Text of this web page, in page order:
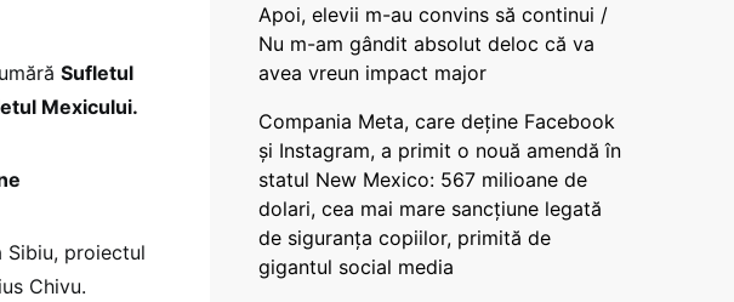
Sufletul
Mexicului.
Sibiu, proiectul
Chivu.
Apoi, elevii m-au convins să continui /
Nu m-am gândit absolut deloc că va
avea vreun impact major
Compania Meta, care deține Facebook
și Instagram, a primit o nouă amendă în
statul New Mexico: 567 milioane de
dolari, cea mai mare sancțiune legată
de siguranța copiilor, primită de
gigantul social media